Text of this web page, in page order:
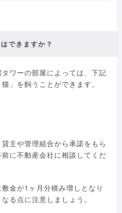
できますか？
ワーの部屋によっては、下記
」を飼うことができます。
主や管理組合から承諾をもら
に不動産会社に相談してくだ
金が1ヶ月分積み増しとなり
る点に注意しましょう。